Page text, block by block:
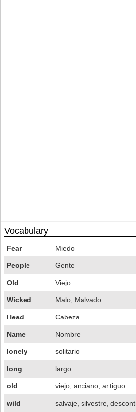
Vocabulary
Fear Miedo
People Gente
Old Viejo
Wicked Malo; Malvado
Head Cabeza
Name Nombre
lonely solitario
long largo
old viejo, anciano, antiguo
wild salvaje, silvestre,